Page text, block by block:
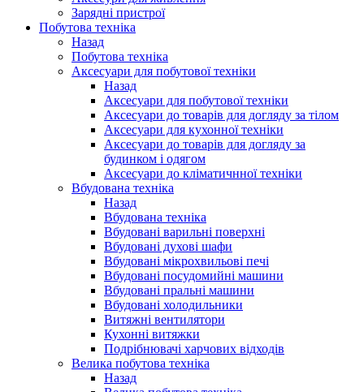
Зарядні пристрої
Побутова техніка
Назад
Побутова техніка
Аксесуари для побутової техніки
Назад
Аксесуари для побутової техніки
Аксесуари до товарів для догляду за тілом
Аксесуари для кухонної техніки
Аксесуари до товарів для догляду за
будинком і одягом
Аксесуари до кліматичнної техніки
Вбудована техніка
Назад
Вбудована техніка
Вбудовані варильні поверхні
Вбудовані духові шафи
Вбудовані мікрохвильові печі
Вбудовані посудомийні машини
Вбудовані пральні машини
Вбудовані холодильники
Витяжні вентилятори
Кухонні витяжки
Подрібнювачі харчових відходів
Велика побутова техніка
Назад